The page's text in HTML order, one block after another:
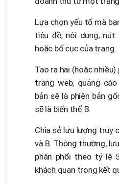
Lựa chọn yếu tố mà
tiêu đề, nội dung,
hoặc bố cục của trang.
Tạo ra hai (hoặc
trang web, quảng
bản sẽ là phiên bản
sẽ là biến thể B.
Chia sẻ lưu lượng truy
và B. Thông thường,
phân phối theo tỷ lệ
khách quan trong kết